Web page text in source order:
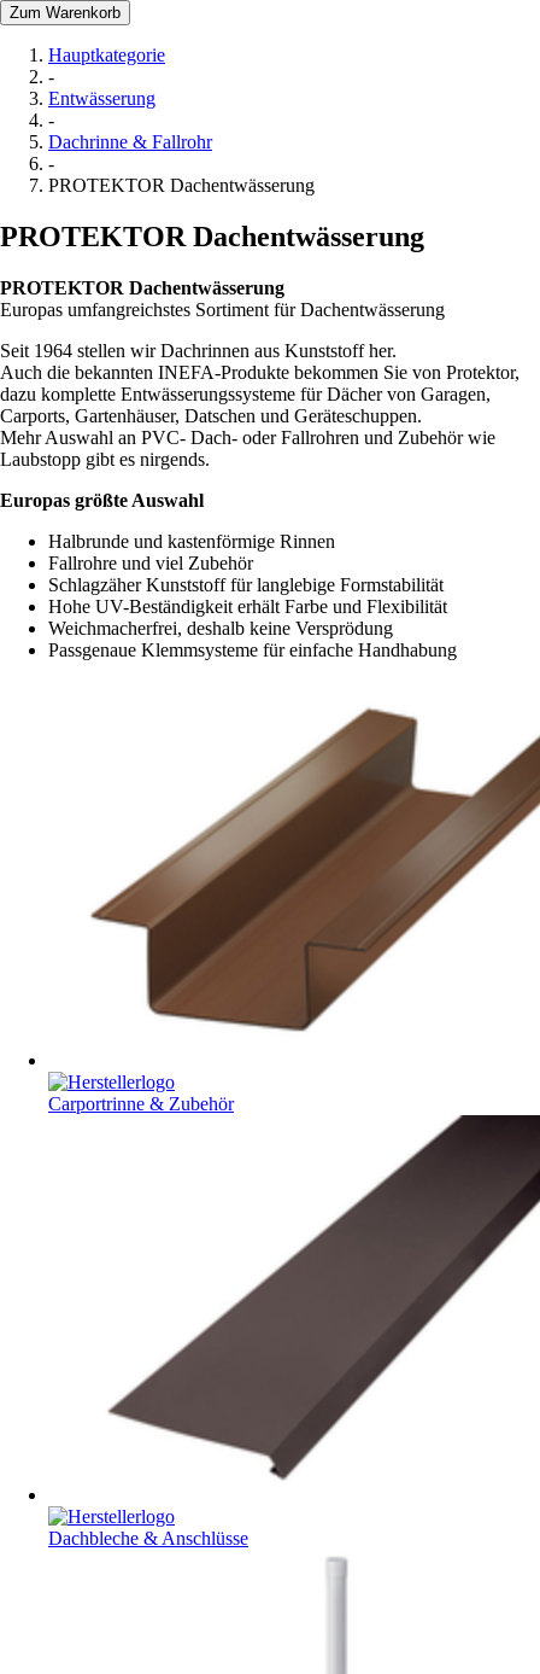
Zum Warenkorb
Hauptkategorie
-
Entwässerung
-
Dachrinne & Fallrohr
-
PROTEKTOR Dachentwässerung
PROTEKTOR Dachentwässerung
PROTEKTOR Dachentwässerung
Europas umfangreichstes Sortiment für Dachentwässerung
Seit 1964 stellen wir Dachrinnen aus Kunststoff her.
Auch die bekannten INEFA-Produkte bekommen Sie von Protektor,
dazu komplette Entwässerungssysteme für Dächer von Garagen,
Carports, Gartenhäuser, Datschen und Geräteschuppen.
Mehr Auswahl an PVC- Dach- oder Fallrohren und Zubehör wie
Laubstopp gibt es nirgends.
Europas größte Auswahl
Halbrunde und kastenförmige Rinnen
Fallrohre und viel Zubehör
Schlagzäher Kunststoff für langlebige Formstabilität
Hohe UV-Beständigkeit erhält Farbe und Flexibilität
Weichmacherfrei, deshalb keine Versprödung
Passgenaue Klemmsysteme für einfache Handhabung
Carportrinne & Zubehör
Dachbleche & Anschlüsse